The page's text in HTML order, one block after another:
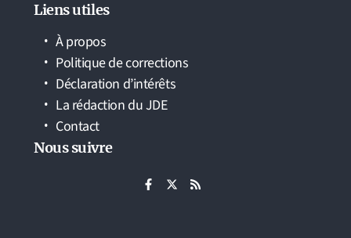
Liens utiles
À propos
Politique de corrections
Déclaration d’intérêts
La rédaction du JDE
Contact
Nous suivre